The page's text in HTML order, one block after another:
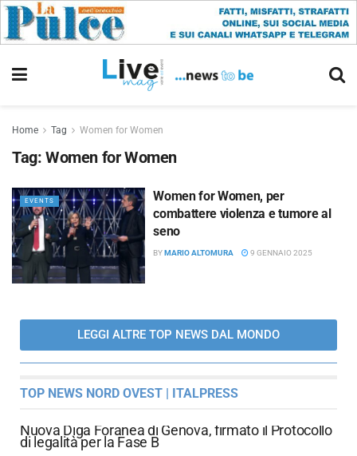
Home Tag Women for Women
Tag: Women for Women
EVENTS
Women for Women, per
combattere violenza e tumore al
seno
BYMARIO ALTOMURA 9 GENNAIO 2025
LEGGI ALTRE TOP NEWS DAL MONDO
TOP NEWS NORD OVEST | ITALPRESS
Nuova Diga Foranea di Genova, firmato il Protocollo
di legalità per la Fase B